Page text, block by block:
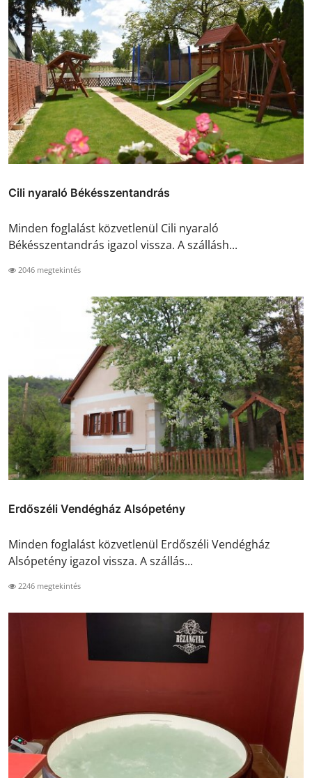
Cili nyaraló Békésszentandrás
Minden foglalást közvetlenül Cili nyaraló
Békésszentandrás igazol vissza. A szállásh...
2046 megtekintés
Erdőszéli Vendégház Alsópetény
Minden foglalást közvetlenül Erdőszéli Vendégház
Alsópetény igazol vissza. A szállás...
2246 megtekintés